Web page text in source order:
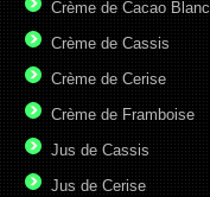
Crème de Cacao Blanc
Crème de Cassis
Crème de Cerise
Crème de Framboise
Jus de Cassis
Jus de Cerise